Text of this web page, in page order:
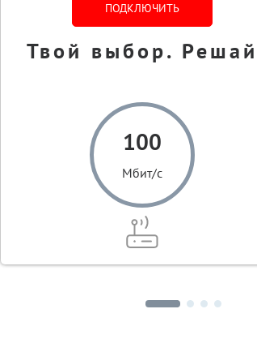
ПОДКЛЮЧИТЬ
Твой выбор. Решай
100
Мбит/с